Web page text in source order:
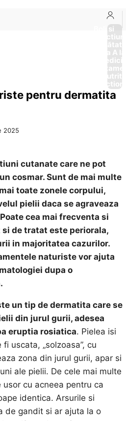
Boli si
Afectiuni
Sănătate
de la A
pentru dermatita
2025
cutanate care ne pot
cosmar. Sunt de mai multe
toate zonele corpului,
pielii daca se agraveaza
cea mai frecventa si
de tratat este periorala,
in majoritatea cazurilor.
naturiste vor ajuta
dupa o
un tip de dermatita care se
din jurul gurii, adesea
eruptia rosiatica. Pielea isi
uscata, „solzoasa”, cu
zona din jurul gurii, apar si
ale pielii. De cele mai multe
cu acneea pentru ca
identica. Arsurile si
de gandit si ar ajuta la o